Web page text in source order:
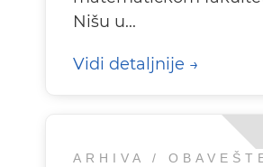
Nišu u...
Vidi detaljnije
ARHIVA /